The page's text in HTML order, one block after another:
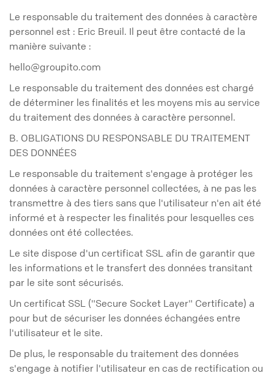
Le responsable du traitement des données à caractère
personnel est : Eric Breuil. Il peut être contacté de la
manière suivante :
hello@groupito.com
Le responsable du traitement des données est chargé
de déterminer les finalités et les moyens mis au service
du traitement des données à caractère personnel.
B. OBLIGATIONS DU RESPONSABLE DU TRAITEMENT
DES DONNÉES
Le responsable du traitement s'engage à protéger les
données à caractère personnel collectées, à ne pas les
transmettre à des tiers sans que l'utilisateur n'en ait été
informé et à respecter les finalités pour lesquelles ces
données ont été collectées.
Le site dispose d'un certificat SSL afin de garantir que
les informations et le transfert des données transitant
par le site sont sécurisés.
Un certificat SSL ("Secure Socket Layer" Certificate) a
pour but de sécuriser les données échangées entre
l'utilisateur et le site.
De plus, le responsable du traitement des données
s'engage à notifier l'utilisateur en cas de rectification ou